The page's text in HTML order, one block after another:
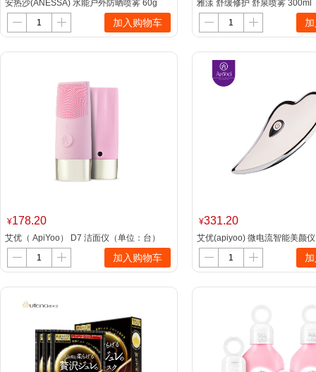
安热沙(ANESSA) 水能户外防晒喷雾 60g
加入购物车
雅漾 舒缓修护 舒泉喷雾 300ml
瓶）
¥178.20
艾优（ ApiYoo） D7 洁面仪（单位：台）
粉色
加入购物车
¥331.20
艾优(apiyoo) 微电流智能美颜
色